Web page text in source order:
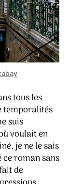
tous les
temporalités
suis
voulait en
je ne le sais
roman sans
de